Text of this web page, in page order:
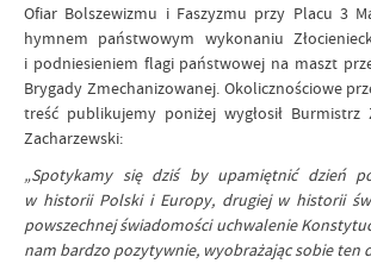
Ofiar Bolszewizmu i Faszyzmu przy Placu 3
hymnem państwowym wykonaniu
i podniesieniem flagi państwowej na maszt
Brygady Zmechanizowanej. Okolicznościowe
treść publikujemy poniżej wygłosił Burmistrz
Zacharzewski:
„Spotykamy się dziś by upamiętnić dzień
w historii Polski i Europy, drugiej w historii
powszechnej świadomości uchwalenie
nam bardzo pozytywnie, wyobrażając sobie ten